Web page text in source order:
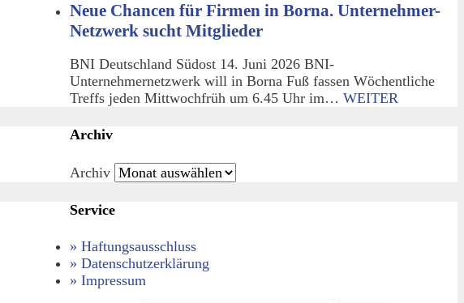
Neue Chancen für Firmen in Borna. Unternehmer-
Netzwerk sucht Mitglieder
BNI Deutschland Südost 14. Juni 2026 BNI-
Unternehmernetzwerk will in Borna Fuß fassen Wöchentliche
Treffs jeden Mittwochfrüh um 6.45 Uhr im… WEITER
Archiv
Archiv
Service
» Haftungsausschluss
» Datenschutzerklärung
» Impressum